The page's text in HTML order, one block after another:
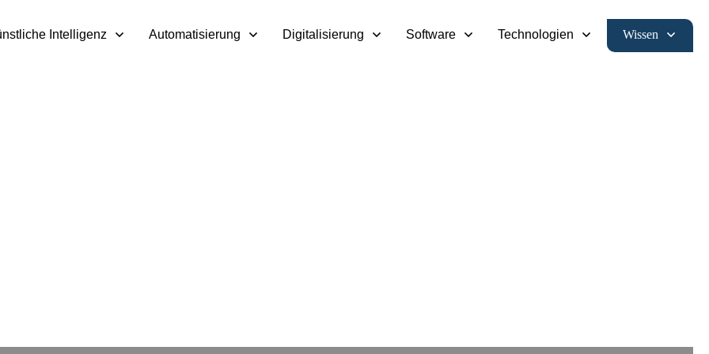
Intelligenz Automatisierung Digitalisierung Software Technologien Wissen